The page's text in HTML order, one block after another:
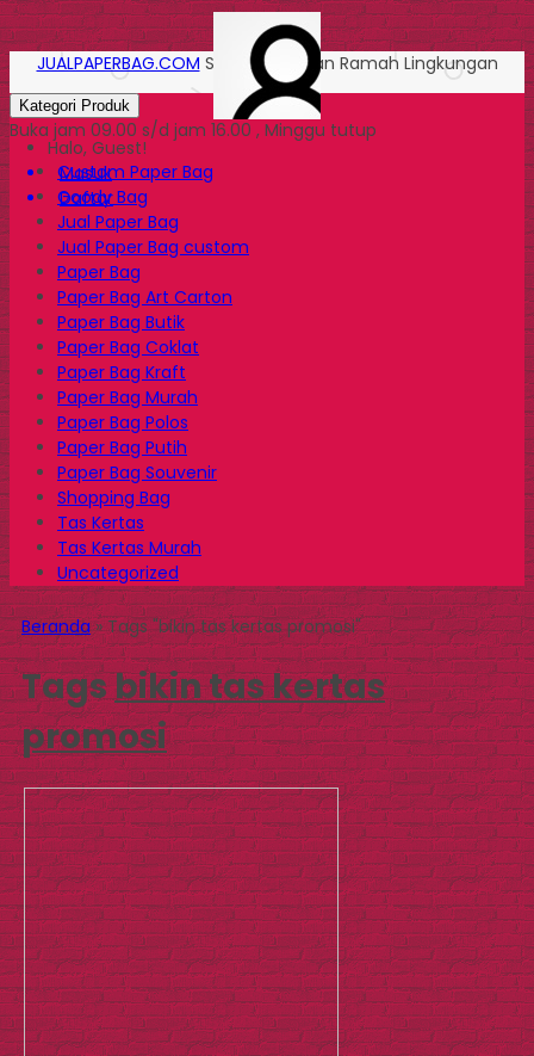
Halo, Guest!
Masuk
Daftar
JUALPAPERBAG.COM Solusi Kemasan Ramah Lingkungan
Kategori Produk
Buka jam 09.00 s/d jam 16.00 , Minggu tutup
Custom Paper Bag
Goody Bag
Jual Paper Bag
Jual Paper Bag custom
Paper Bag
Paper Bag Art Carton
Paper Bag Butik
Paper Bag Coklat
Paper Bag Kraft
Paper Bag Murah
Paper Bag Polos
Paper Bag Putih
Paper Bag Souvenir
Shopping Bag
Tas Kertas
Tas Kertas Murah
Uncategorized
Beranda»Tags "bikin tas kertas promosi"
Tagsbikin tas kertas
promosi